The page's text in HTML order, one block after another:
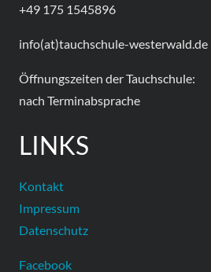
+49 175 1545896
info(at)tauchschule-westerwald.de
Öffnungszeiten der Tauchschule:
nach Terminabsprache
LINKS
Kontakt
Impressum
Datenschutz
Facebook